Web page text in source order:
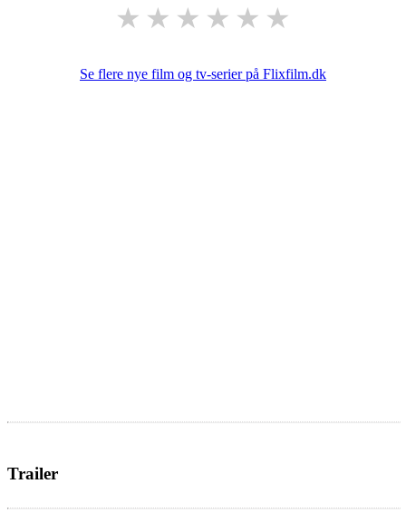
★ ★ ★ ★ ★ ★
Se flere nye film og tv-serier på Flixfilm.dk
Trailer